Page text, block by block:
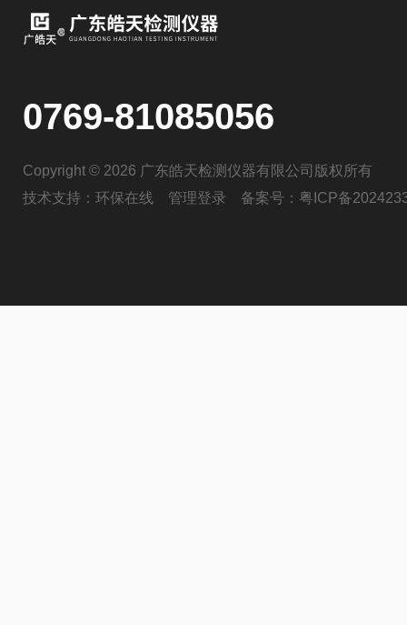
0769-81085056
Copyright © 2026 广东皓天检测仪器有限公司版权所有
技术支持： 环保在线 管理登录 备案号： 粤ICP备